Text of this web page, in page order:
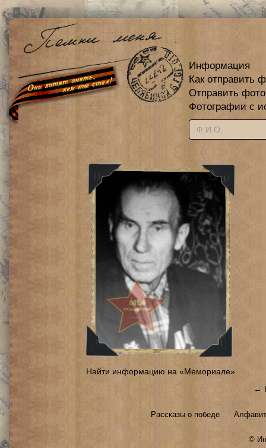
Информация
Как отправить
Отправить
Фотографии с
Найти информацию на «Мемориале»
←
Рассказы о победе
©